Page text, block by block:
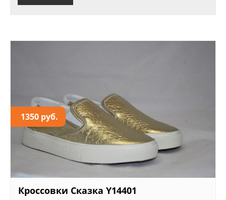
1350 руб.
Кроссовки Сказка Y14401